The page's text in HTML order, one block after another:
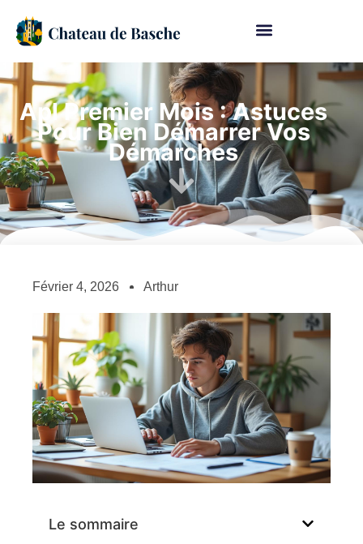
Apl Premier Mois : Astuces
Pour Bien Démarrer Vos
Démarches
Février 4, 2026 Arthur
Le sommaire